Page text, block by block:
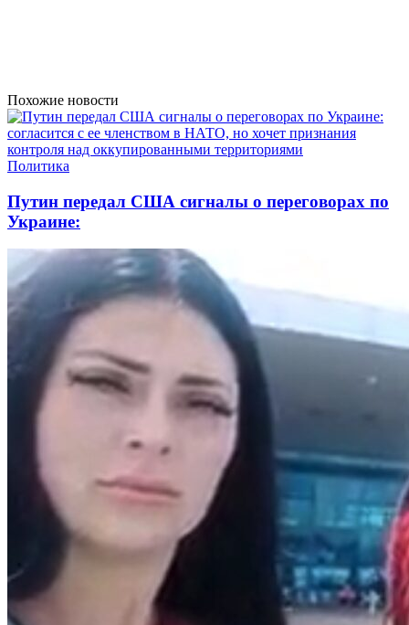
Похожие новости
Политика
Путин передал США сигналы о переговорах по
Украине: